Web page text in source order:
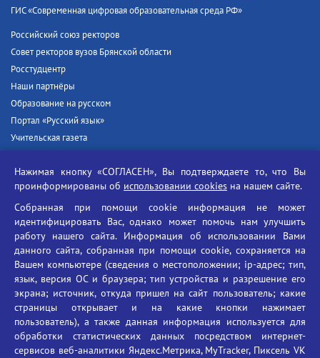
ГИС «Современная цифровая образовательная среда РФ»
Российский союз ректоров
Совет ректоров вузов Брянской области
Росстудцентр
Наши партнёры
Образование на русском
Портал «Русский язык»
Учительская газета
Единый портал государственных услуг
Противодействие угрозам информационной безопасности
Социальные ролики - Генеральная прокуратура РФ
Противодействие коррупции
БГУ против наркотиков
Брянский государственный университет
имени академика И.Г. Петровского
Время работы: пн-пт 09:00-18:00
E-mail: bryanskgu@mail.ru
Нажимая кнопку «СОГЛАСЕН», Вы подтверждаете то, что Вы
проинформированы об использовании cookies на нашем сайте.
Собранная при помощи cookie информация не может
идентифицировать Вас, однако может помочь нам улучшить
работу нашего сайта. Информация об использовании Вами
данного сайта, собранная при помощи cookie, сохраняется на
Вашем компьютере (сведения о местоположении; ip-адрес; тип,
язык, версия ОС и браузера; тип устройства и разрешение его
экрана; источник, откуда пришел на сайт пользователь; какие
страницы открывает и на какие кнопки нажимает
пользователь), а также данная информация используется для
обработки статистических данных посредством интернет-
сервисов веб-аналитики Яндекс.Метрика, MyTracker, Пиксель VK